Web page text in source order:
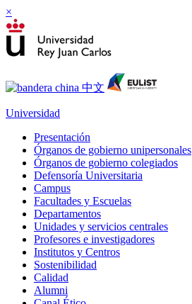
×
Universidad
Presentación
Órganos de gobierno unipersonales
Órganos de gobierno colegiados
Defensoría Universitaria
Campus
Facultades y Escuelas
Departamentos
Unidades y servicios centrales
Profesores e investigadores
Institutos y Centros
Sostenibilidad
Calidad
Alumni